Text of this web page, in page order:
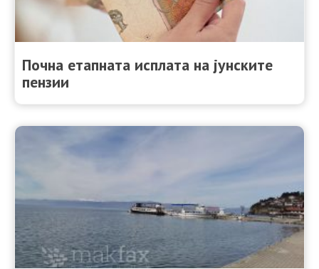
Почна етапната исплата на јунските
пензии